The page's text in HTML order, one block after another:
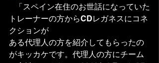
トレーナーの方からCDレガネスにコネ
クションが
ある代理人の方を紹介してもらったの
がキッカケです。代理人の方にチーム